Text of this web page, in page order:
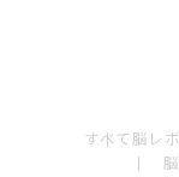
すべて脳レ